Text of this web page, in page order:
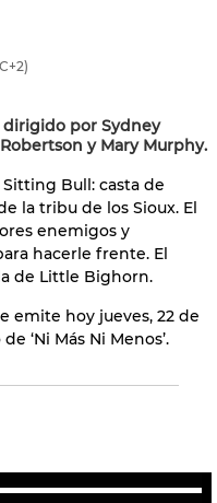
por Sydney
y Mary Murphy.
Sitting Bull: casta de
la tribu de los Sioux. El
enemigos y
hacerle frente. El
de Little Bighorn.
emite hoy jueves, 22 de
‘Ni Más Ni Menos’.